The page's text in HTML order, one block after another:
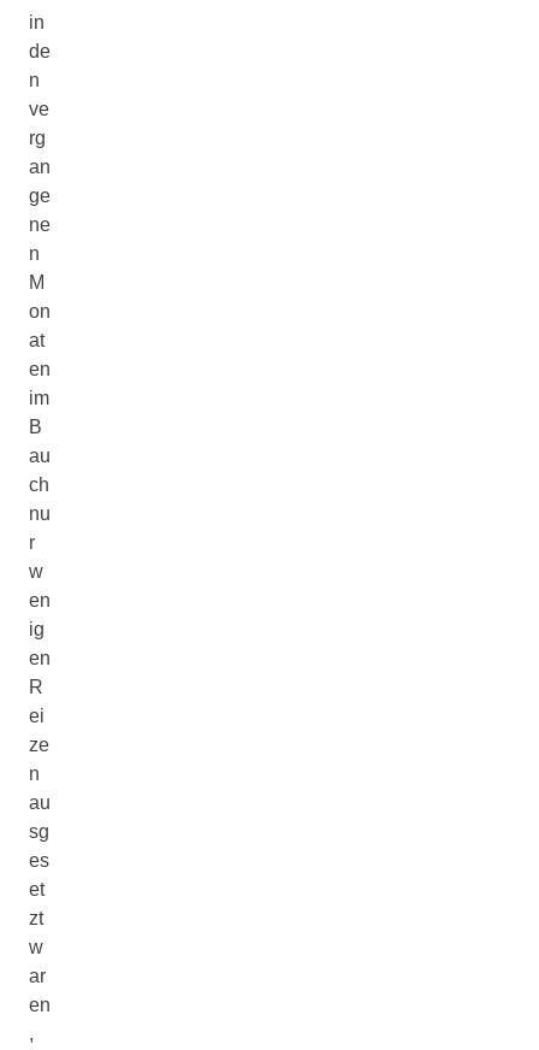
in
de
n
ve
rg
an
ge
ne
n
M
on
at
en
im
B
au
ch
nu
r
w
en
ig
en
R
ei
ze
n
au
sg
es
et
zt
w
ar
en
,